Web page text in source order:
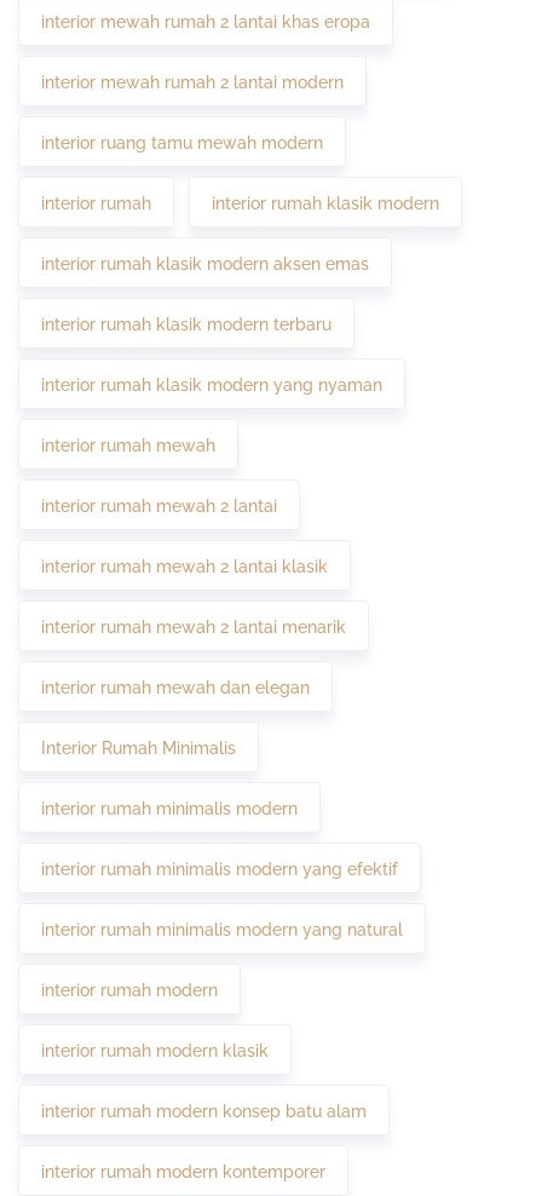
interior mewah rumah 2 lantai khas eropa
interior mewah rumah 2 lantai modern
interior ruang tamu mewah modern
interior rumah interior rumah klasik modern
interior rumah klasik modern aksen emas
interior rumah klasik modern terbaru
interior rumah klasik modern yang nyaman
interior rumah mewah
interior rumah mewah 2 lantai
interior rumah mewah 2 lantai klasik
interior rumah mewah 2 lantai menarik
interior rumah mewah dan elegan
Interior Rumah Minimalis
interior rumah minimalis modern
interior rumah minimalis modern yang efektif
interior rumah minimalis modern yang natural
interior rumah modern
interior rumah modern klasik
interior rumah modern konsep batu alam
interior rumah modern kontemporer